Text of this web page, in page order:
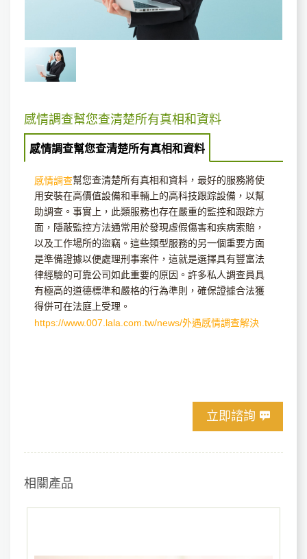
感情調查幫您查清楚所有真相和資料‎
感情調查幫您查清楚所有真相和資料‎
感情調查幫您查清楚所有真相和資料‎，最好的服務將使
用安裝在高價值設備和車輛上的高科技跟踪設備，以幫
助調查。事實上，此類服務也存在嚴重的監控和跟踪方
面，隱蔽監控方法通常用於發現虛假傷害和疾病索賠，
以及工作場所的盜竊。這些類型服務的另一個重要方面
是準備證據以便處理刑事案件，這就是選擇具有豐富法
律經驗的可靠公司如此重要的原因。許多私人調查員具
有極高的道德標準和嚴格的行為準則，確保證據合法獲
得併可在法庭上受理。
https://www.007.lala.com.tw/news/外遇感情調查解決
立即諮詢
相關產品